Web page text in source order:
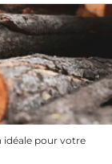
idéale pour votre